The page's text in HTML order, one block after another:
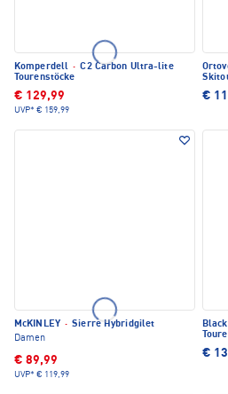
Komperdell · C2 Carbon Ultra-lite
Tourenstöcke
€ 129,99
UVP* € 159,99
€
McKINLEY · Sierre Hybridgilet
Damen
€ 89,99
UVP* € 119,99
€